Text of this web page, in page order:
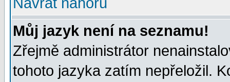
Můj jazyk není na seznamu!
Zřejmě administrátor
tohoto jazyka zatím nepřeložil.